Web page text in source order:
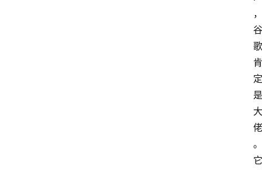
，
谷
歌
肯
定
是
大
佬
。
它